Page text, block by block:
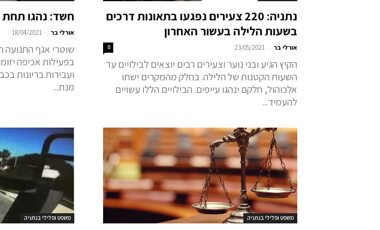
נתניה: 220 צעירים נפגעו בתאונות דרכים
בשעות הלילה בעשור האחרון
אורלי בר -
23/05/2021
0
הקיץ הגיע ובני נוער וצעירים רבים יוצאים לבילויים עד
השעות הקטנות של הלילה. בחלק מהמקרים ישתו
אלכוהול, חלקם ינהגו עייפים. הבילויים הללו עשויים
להעמיד...
חשד: נהגו
אורלי בר -
18/04/2021
שוטרי אגף התנועה
בפעילות אכיפה
ועבירות בריונות
מנת...
משפט ופלילי בנתניה משפט ופלילי בנתניה